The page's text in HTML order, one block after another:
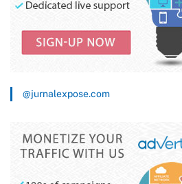
@jurnalexpose.com